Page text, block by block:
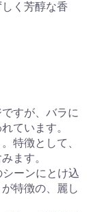
く芳醇な香
すが、バラに
ています。
特徴として、
ます。
シーンにとけ込
特徴の、麗し